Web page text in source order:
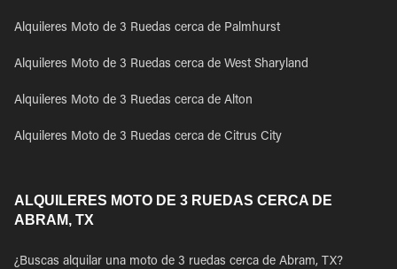
Alquileres Moto de 3 Ruedas cerca de Palmhurst
Alquileres Moto de 3 Ruedas cerca de West Sharyland
Alquileres Moto de 3 Ruedas cerca de Alton
Alquileres Moto de 3 Ruedas cerca de Citrus City
ALQUILERES MOTO DE 3 RUEDAS CERCA DE
ABRAM, TX
¿Buscas alquilar una moto de 3 ruedas cerca de Abram, TX?